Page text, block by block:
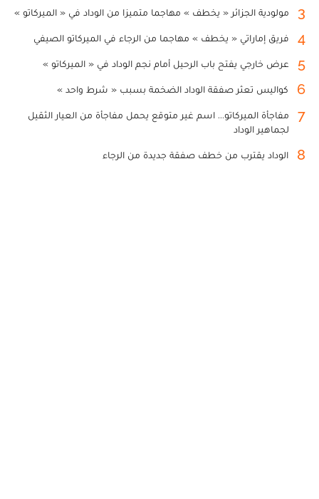
3 مولودية الجزائر « يخطف » مهاجما متميزا من الوداد في « الميركاتو »
4 فريق إماراتي « يخطف » مهاجما من الرجاء في الميركاتو الصيفي
5 عرض خارجي يفتح باب الرحيل أمام نجم الوداد في « الميركاتو »
6 كواليس تعثر صفقة الوداد الضخمة بسبب « شرط واحد »
7
مفاجأة الميركاتو... اسم غير متوقع يحمل مفاجأة من العيار الثقيل
لجماهير الوداد
8 الوداد يقترب من خطف صفقة جديدة من الرجاء